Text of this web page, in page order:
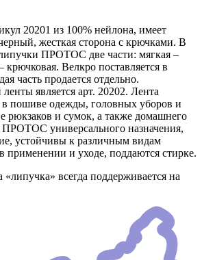
20201 из 100% нейлона, имеет
жесткая сторона с крючками. В
ПРОТОС две части: мягкая –
крючковая. Велкро поставляется в
часть продается отдельно.
является арт. 20202. Лента
в пошиве одежды, головных уборов и
рюкзаков и сумок, а также домашнего
ПРОТОС универсального назначения,
устойчивы к различным видам
применении и уходе, поддаются стирке.
«липучка» всегда поддерживается на